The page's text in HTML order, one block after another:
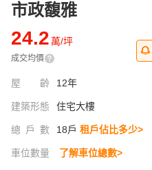
市政馥雅
24.2萬/坪
成交均價
屋齡 12年
建築形態 住宅大樓
總戶數 18戶 租戶佔比多少>
車位數量 了解車位總數>